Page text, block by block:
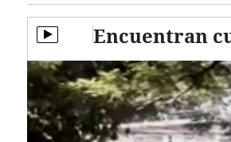
Encuentran